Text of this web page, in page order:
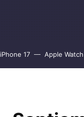
iPhone 17 Apple